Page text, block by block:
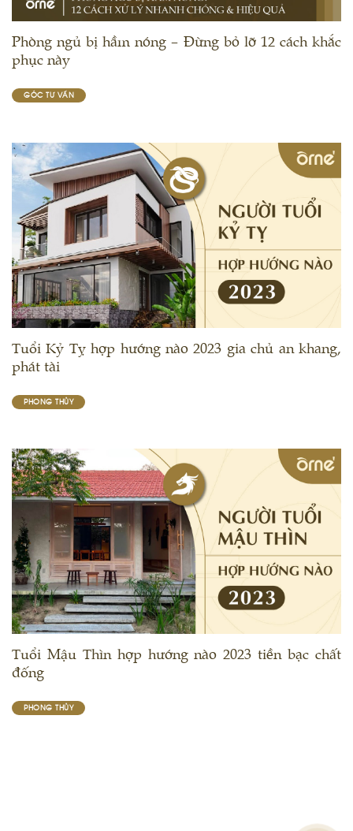
GÓC TƯ VẤN
Phòng ngủ bị hầm nóng – Đừng bỏ lỡ 12 cách khắc
phục này
PHONG THỦY
Tuổi Kỷ Tỵ hợp hướng nào 2023 gia chủ an khang,
phát tài
PHONG THỦY
Tuổi Mậu Thìn hợp hướng nào 2023 tiền bạc chất
đống